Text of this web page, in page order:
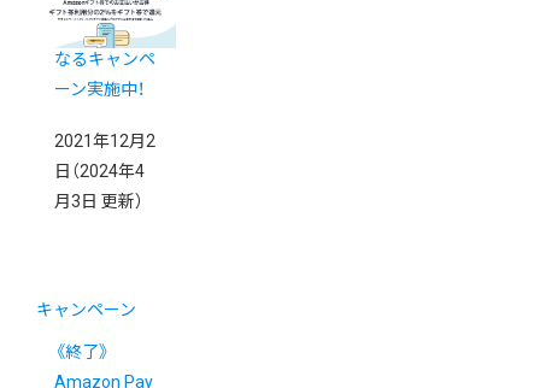
4.0%+30円に
なるキャンペ
ーン実施中！
2021年12月2
日 （2024年4
月3日 更新）
キャンペーン
《終了》
Amazon Pay